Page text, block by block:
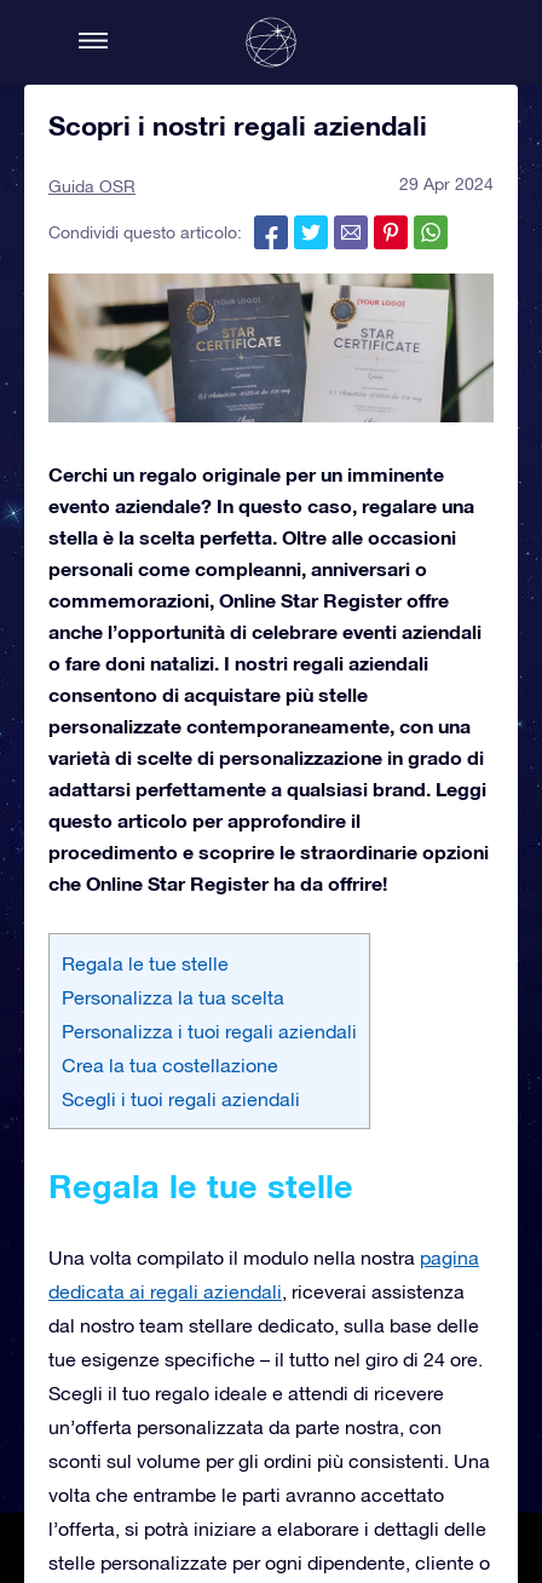
Scopri i nostri regali aziendali
Guida OSR 29 Apr 2024
Condividi questo articolo:
Cerchi un regalo originale per un imminente
evento aziendale? In questo caso, regalare una
stella è la scelta perfetta. Oltre alle occasioni
personali come compleanni, anniversari o
commemorazioni, Online Star Register offre
anche l’opportunità di celebrare eventi aziendali
o fare doni natalizi. I nostri regali aziendali
consentono di acquistare più stelle
personalizzate contemporaneamente, con una
varietà di scelte di personalizzazione in grado di
adattarsi perfettamente a qualsiasi brand. Leggi
questo articolo per approfondire il
procedimento e scoprire le straordinarie opzioni
che Online Star Register ha da offrire!
Regala le tue stelle
Personalizza la tua scelta
Personalizza i tuoi regali aziendali
Crea la tua costellazione
Scegli i tuoi regali aziendali
Regala le tue stelle
Una volta compilato il modulo nella nostra pagina
dedicata ai regali aziendali, riceverai assistenza
dal nostro team stellare dedicato, sulla base delle
tue esigenze specifiche – il tutto nel giro di 24 ore.
Scegli il tuo regalo ideale e attendi di ricevere
un’offerta personalizzata da parte nostra, con
sconti sul volume per gli ordini più consistenti. Una
volta che entrambe le parti avranno accettato
l’offerta, si potrà iniziare a elaborare i dettagli delle
stelle personalizzate per ogni dipendente, cliente o